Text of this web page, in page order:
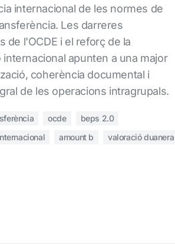
internacional de les normes de
Les darreres
de l'OCDE i el reforç de la
internacional apunten a una major
coherència documental i
de les operacions intragrupals.
ocde
beps 2.0
amount b valoració duanera